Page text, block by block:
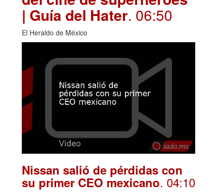
| Guía del Hater. 06:50
El Heraldo de México
Nissan salió de pérdidas con
su primer CEO mexicano. 04:10